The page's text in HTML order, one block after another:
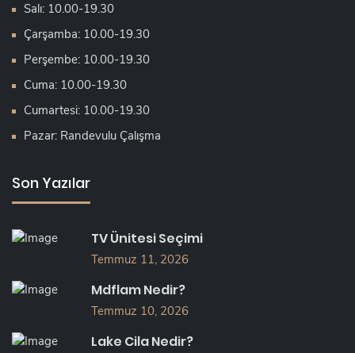
Salı: 10.00-19.30
Çarşamba: 10.00-19.30
Perşembe: 10.00-19.30
Cuma: 10.00-19.30
Cumartesi: 10.00-19.30
Pazar: Randevulu Çalışma
Son Yazılar
TV Ünitesi Seçimi
Temmuz 11, 2026
Mdflam Nedir?
Temmuz 10, 2026
Lake Cila Nedir?